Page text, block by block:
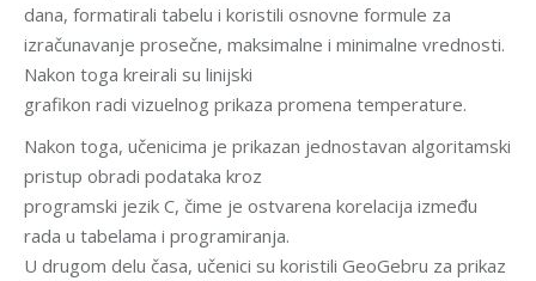
dana, formatirali tabelu i koristili osnovne formule za
izračunavanje prosečne, maksimalne i minimalne vrednosti.
Nakon toga kreirali su linijski
grafikon radi vizuelnog prikaza promena temperature.
Nakon toga, učenicima je prikazan jednostavan algoritamski
pristup obradi podataka kroz
programski jezik C, čime je ostvarena korelacija između
rada u tabelama i programiranja.
U drugom delu časa, učenici su koristili GeoGebru za prikaz